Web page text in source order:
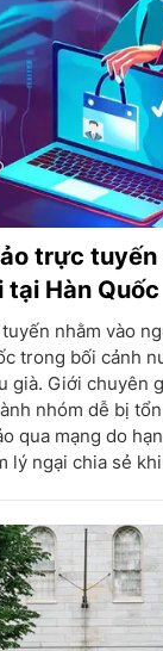
trực tuyến
Hàn Quốc
nhằm vào
trong bối cảnh
già. Giới chuyên
nhóm dễ bị
qua mạng do
lý ngại chia sẻ